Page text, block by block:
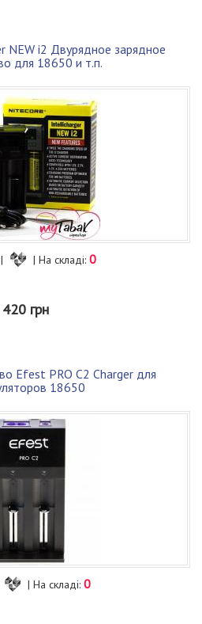
NEW i2 Двурядное зарядное
для 18650 и т.п.
| На складі: 0
420 грн
Efest PRO C2 Charger для
18650
| На складі: 0